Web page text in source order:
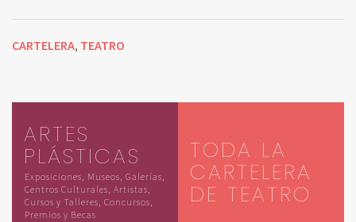
CARTELERA, TEATRO
ARTES
PLÁSTICAS
Exposiciones, Museos, Galerías,
Centros Culturales, Artistas,
Cursos y Talleres, Concursos,
Premios y Becas
TODA LA
CARTELERA
DE TEATRO